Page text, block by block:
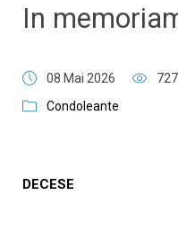
In
08 Mai 2026
Condoleante
DECESE